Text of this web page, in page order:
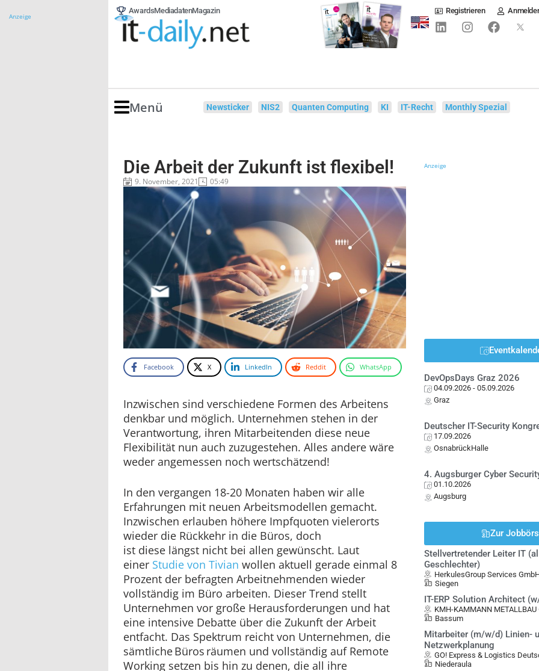
Anzeige
AwardsMediadatenMagazin Registrieren
Menü Newsticker NIS2 Quanten Computing KI IT-Recht Monthly Spezial
Die Arbeit der Zukunft ist flexibel!
9. November, 2021 05:49
Facebook X LinkedIn Reddit WhatsApp
Inzwischen sind verschiedene Formen des Arbeitens
denkbar und möglich. Unternehmen stehen in der
Verantwortung, ihren Mitarbeitenden diese neue
Flexibilität nun auch zuzugestehen. Alles andere wäre
weder angemessen noch wertschätzend!
In den vergangen 18-20 Monaten haben wir alle
Erfahrungen mit neuen Arbeitsmodellen gemacht.
Inzwischen erlauben höhere Impfquoten vielerorts
wieder die Rückkehr in die Büros, doch
ist diese längst nicht bei allen gewünscht. Laut
einer Studie von Tivian wollen aktuell gerade einmal 8
Prozent der befragten Arbeitnehmenden wieder
vollständig im Büro arbeiten. Dieser Trend stellt
Unternehmen vor große Herausforderungen und hat
eine intensive Debatte über die Zukunft der Arbeit
entfacht. Das Spektrum reicht von Unternehmen, die
sämtliche Büros räumen und vollständig auf Remote
Working setzen bis hin zu denen, die all ihre
Anzeige
DevOpsDays Graz 2026
04.09.2026 - 05.09.2026
Graz
Deutscher IT-Security
17.09.2026
OsnabrückHalle
4. Augsburger Cyber
01.10.2026
Augsburg
Zur
Stellvertretender Leiter IT
Geschlechter)
HerkulesGroup Services
Siegen
IT-ERP Solution Architect
KMH-KAMMANN METALLBAU
Bassum
Mitarbeiter (m/w/d) Linien-
Netzwerkplanung
GO! Express & Logistics
Niederaula